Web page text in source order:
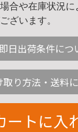
合や在庫状況に
ざいます。
日出荷条件につ
取り方法・送料
ートに入